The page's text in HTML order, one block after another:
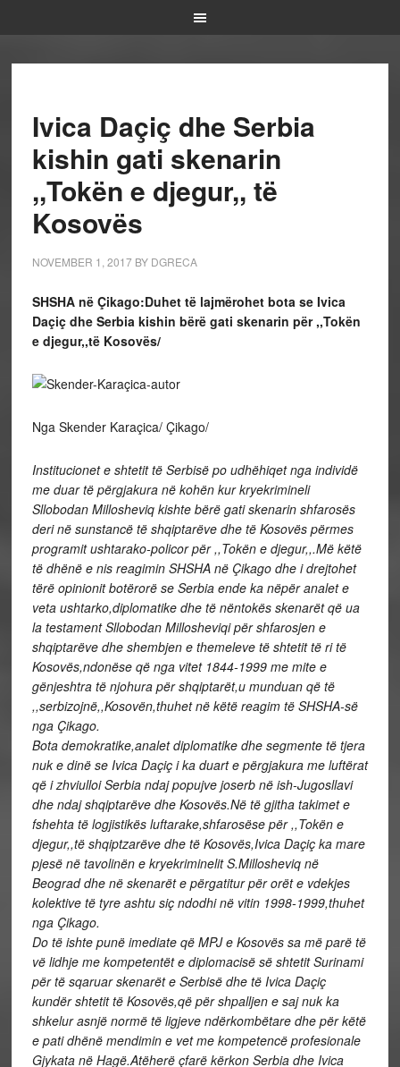
Ivica Daçiç dhe Serbia
kishin gati skenarin
,,Tokën e djegur,, të
Kosovës
NOVEMBER 1, 2017BY DGRECA
SHSHA në Çikago:Duhet të lajmërohet bota se Ivica
Daçiç dhe Serbia kishin bërë gati skenarin për ,,Tokën
e djegur,,të Kosovës/
Nga Skender Karaçica/ Çikago/
Institucionet e shtetit të Serbisë po udhëhiqet nga individë
me duar të përgjakura në kohën kur kryekrimineli
Sllobodan Millosheviq kishte bërë gati skenarin shfarosës
deri në sunstancë të shqiptarëve dhe të Kosovës përmes
programit ushtarako-policor për ,,Tokën e djegur,,.Më këtë
të dhënë e nis reagimin SHSHA në Çikago dhe i drejtohet
tërë opinionit botërorë se Serbia ende ka nëpër analet e
veta ushtarko,diplomatike dhe të nëntokës skenarët që ua
la testament Sllobodan Millosheviqi për shfarosjen e
shqiptarëve dhe shembjen e themeleve të shtetit të ri të
Kosovës,ndonëse që nga vitet 1844-1999 me mite e
gënjeshtra të njohura për shqiptarët,u munduan që të
,,serbizojnë,,Kosovën,thuhet në këtë reagim të SHSHA-së
nga Çikago.
Bota demokratike,analet diplomatike dhe segmente të tjera
nuk e dinë se Ivica Daçiç i ka duart e përgjakura me luftërat
që i zhviulloi Serbia ndaj popujve joserb në ish-Jugosllavi
dhe ndaj shqiptarëve dhe Kosovës.Në të gjitha takimet e
fshehta të logjistikës luftarake,shfarosëse për ,,Tokën e
djegur,,të shqiptzarëve dhe të Kosovës,Ivica Daçiç ka mare
pjesë në tavolinën e kryekriminelit S.Millosheviq në
Beograd dhe në skenarët e përgatitur për orët e vdekjes
kolektive të tyre ashtu siç ndodhi në vitin 1998-1999,thuhet
nga Çikago.
Do të ishte punë imediate që MPJ e Kosovës sa më parë të
vë lidhje me kompetentët e diplomacisë së shtetit Surinami
për të sqaruar skenarët e Serbisë dhe të Ivica Daçiç
kundër shtetit të Kosovës,që për shpalljen e saj nuk ka
shkelur asnjë normë të ligjeve ndërkombëtare dhe për këtë
e pati dhënë mendimin e vet me kompetencë profesionale
Gjykata në Hagë.Atëherë çfarë kërkon Serbia dhe Ivica